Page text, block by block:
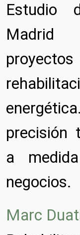
Estudio
Madrid
precisión
a
negocios.
Marc